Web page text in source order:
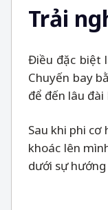
Trải
Điều đặc biệt
Chuyến bay
để đến lâu đài
Sau khi phi
khoác lên
dưới sự hướng